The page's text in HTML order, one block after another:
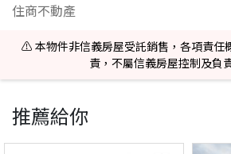
住商不動產
⚠️ 本物件非信義房屋受託銷售，各項責任
責，不屬信義房屋控制及負
推薦給你